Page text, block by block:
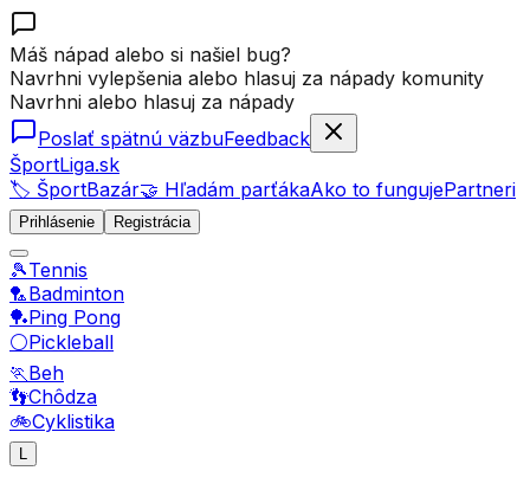
Máš nápad alebo si našiel bug?
Navrhni vylepšenia alebo hlasuj za nápady komunity
Navrhni alebo hlasuj za nápady
Poslať spätnú väzbuFeedback
ŠportLiga.sk
🏷️ ŠportBazár🤝 Hľadám parťákaAko to fungujePartneri
Prihlásenie Registrácia
🎾Tennis
🏸Badminton
🏓Ping Pong
⚪Pickleball
🏃Beh
👣Chôdza
🚲Cyklistika
L